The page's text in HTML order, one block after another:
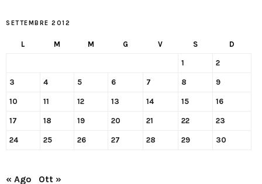
SETTEMBRE 2012
L M M G V S D
1 2
3 4 5 6 7 8 9
10 11 12 13 14 15 16
17 18 19 20 21 22 23
24 25 26 27 28 29 30
« Ago Ott »